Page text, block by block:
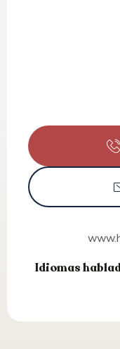
Idiomas
Idiomas